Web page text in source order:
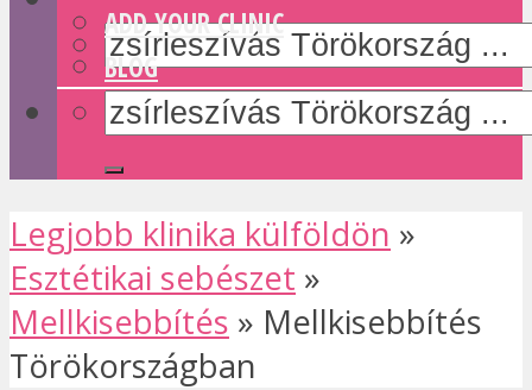
ADD YOUR CLINIC
BLOG
Legjobb klinika külföldön »
Esztétikai sebészet »
Mellkisebbítés » Mellkisebbítés
Törökországban